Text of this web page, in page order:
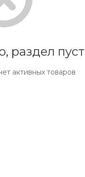
раздел пуст
активных товаров